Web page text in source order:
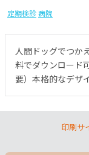
定期検診病院
人間ドッグでつか
料でダウンロード
要）本格的なデザ
印刷サ